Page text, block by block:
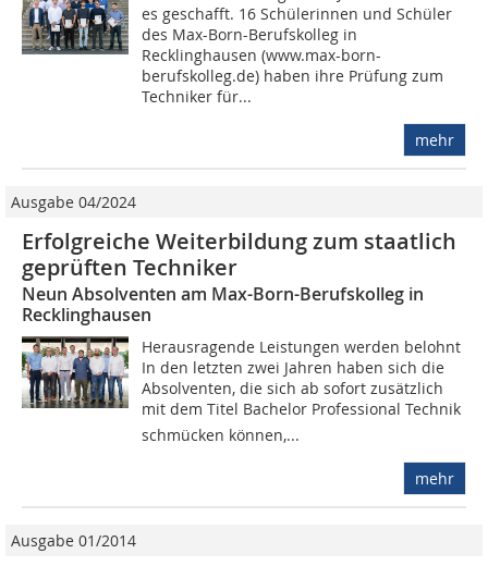
es geschafft. 16 Schülerinnen und Schüler
des Max-Born-Berufskolleg in
Recklinghausen (www.max-born-
berufskolleg.de) haben ihre Prüfung zum
Techniker für...
mehr
Ausgabe 04/2024
Erfolgreiche Weiterbildung zum staatlich
geprüften Techniker
Neun Absolventen am Max-Born-Berufskolleg in
Recklinghausen
Herausragende Leistungen werden belohnt
In den letzten zwei Jahren haben sich die
Absolventen, die sich ab sofort zusätzlich
mit dem Titel Bachelor Professional Technik
schmücken können,...
mehr
Ausgabe 01/2014